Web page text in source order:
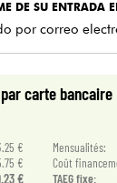
nuestras marcas
DE SU ENTRADA
por correo
par carte bancaire
€ Mensualités:
€ Coût
€ TAEG fixe: